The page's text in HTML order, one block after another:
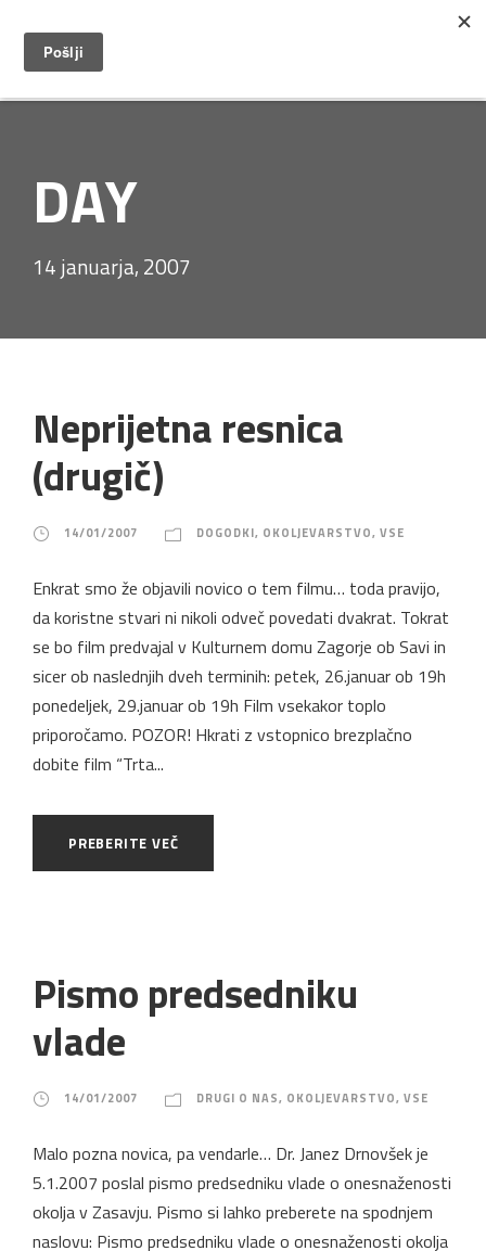
DAY
14 januarja, 2007
Neprijetna resnica
(drugič)
14/01/2007 DOGODKI, OKOLJEVARSTVO, VSE
Enkrat smo že objavili novico o tem filmu… toda pravijo,
da koristne stvari ni nikoli odveč povedati dvakrat. Tokrat
se bo film predvajal v Kulturnem domu Zagorje ob Savi in
sicer ob naslednjih dveh terminih: petek, 26.januar ob 19h
ponedeljek, 29.januar ob 19h Film vsekakor toplo
priporočamo. POZOR! Hkrati z vstopnico brezplačno
dobite film “Trta...
PREBERITE VEČ
Pismo predsedniku
vlade
14/01/2007 DRUGI O NAS, OKOLJEVARSTVO, VSE
Malo pozna novica, pa vendarle… Dr. Janez Drnovšek je
5.1.2007 poslal pismo predsedniku vlade o onesnaženosti
okolja v Zasavju. Pismo si lahko preberete na spodnjem
naslovu: Pismo predsedniku vlade o onesnaženosti okolja